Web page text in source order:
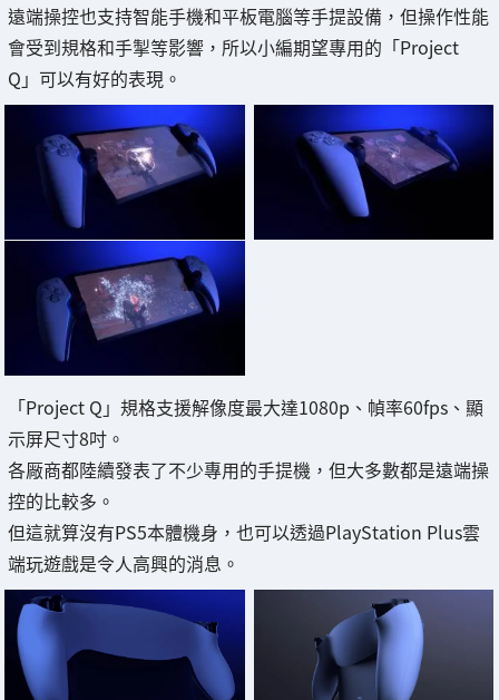
遠端操控也支持智能手機和平板電腦等手提設備，但操作性能
會受到規格和手掣等影響，所以小編期望專用的「Project
Q」可以有好的表現。
「Project Q」規格支援解像度最大達1080p、幀率60fps、顯
示屏尺寸8吋。
各厰商都陸續發表了不少專用的手提機，但大多數都是遠端操
控的比較多。
但這就算沒有PS5本體機身，也可以透過PlayStation Plus雲
端玩遊戲是令人高興的消息。